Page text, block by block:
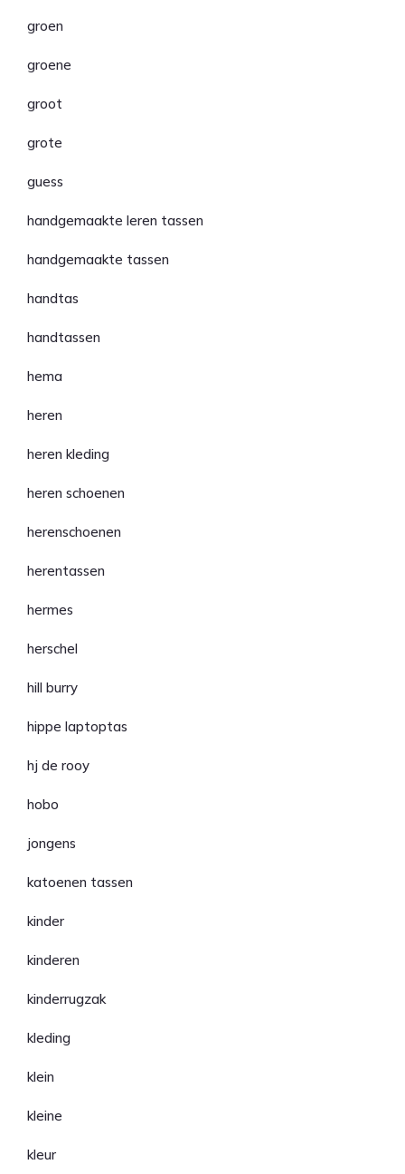
groen
groene
groot
grote
guess
handgemaakte leren tassen
handgemaakte tassen
handtas
handtassen
hema
heren
heren kleding
heren schoenen
herenschoenen
herentassen
hermes
herschel
hill burry
hippe laptoptas
hj de rooy
hobo
jongens
katoenen tassen
kinder
kinderen
kinderrugzak
kleding
klein
kleine
kleur